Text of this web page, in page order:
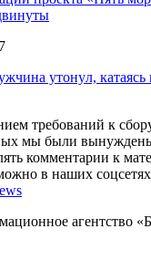
yтoнyл, кaтaяcь
требований к
мы были
комментарии к
в наших
агентство